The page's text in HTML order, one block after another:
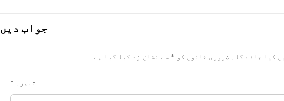
جواب دیں
کیا جائے گا۔ ضروری خانوں کو * سے نشان زد کیا گیا ہے
تبصرہ *